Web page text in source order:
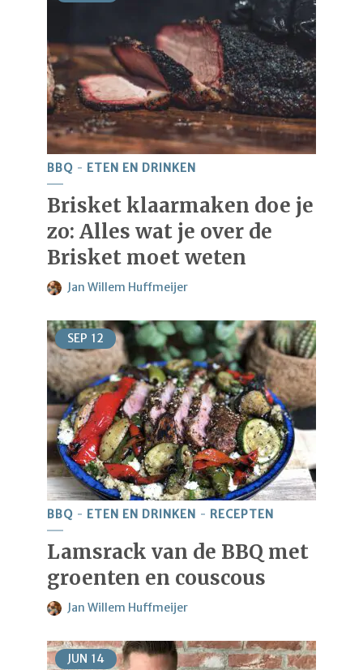
BBQ ETEN EN DRINKEN
Brisket klaarmaken doe je
zo: Alles wat je over de
Brisket moet weten
Jan Willem Huffmeijer
SEP 12
BBQ ETEN EN DRINKEN RECEPTEN
Lamsrack van de BBQ met
groenten en couscous
Jan Willem Huffmeijer
JUN 14